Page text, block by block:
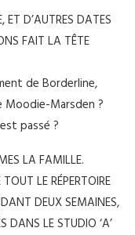
D’AUTRES DATES
FAIT LA TÊTE
de Borderline,
Moodie-Marsden ?
passé ?
LA FAMILLE.
LE RÉPERTOIRE
DEUX SEMAINES,
DANS LE STUDIO ‘A’